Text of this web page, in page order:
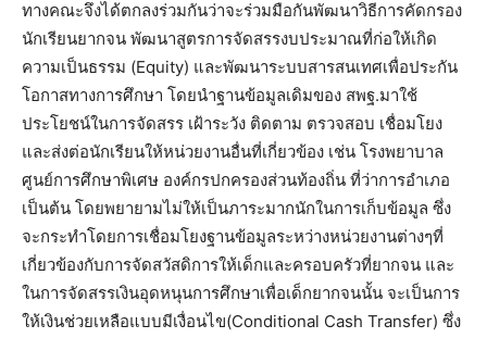
ทางคณะจึงได้ตกลงร่วมกันว่าจะร่วมมือกันพัฒนาวิธีการคัดกรอง
นักเรียนยากจน พัฒนาสูตรการจัดสรรงบประมาณที่ก่อให้เกิด
ความเป็นธรรม (Equity) และพัฒนาระบบสารสนเทศเพื่อประกัน
โอกาสทางการศึกษา โดยนำฐานข้อมูลเดิมของ สพฐ.มาใช้
ประโยชน์ในการจัดสรร เฝ้าระวัง ติดตาม ตรวจสอบ เชื่อมโยง
และส่งต่อนักเรียนให้หน่วยงานอื่นที่เกี่ยวข้อง เช่น โรงพยาบาล
ศูนย์การศึกษาพิเศษ องค์กรปกครองส่วนท้องถิ่น ที่ว่าการอำเภอ
เป็นต้น โดยพยายามไม่ให้เป็นภาระมากนักในการเก็บข้อมูล ซึ่ง
จะกระทำโดยการเชื่อมโยงฐานข้อมูลระหว่างหน่วยงานต่างๆที่
เกี่ยวข้องกับการจัดสวัสดิการให้เด็กและครอบครัวที่ยากจน และ
ในการจัดสรรเงินอุดหนุนการศึกษาเพื่อเด็กยากจนนั้น จะเป็นการ
ให้เงินช่วยเหลือแบบมีเงื่อนไข(Conditional Cash Transfer) ซึ่ง